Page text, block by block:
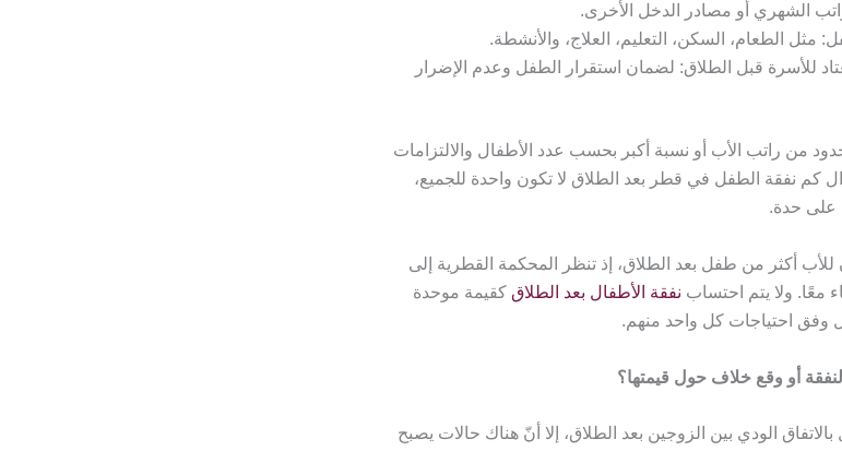
الشهري أو مصادر الدخل الأخرى.
مثل الطعام، السكن، التعليم، العلاج، والأنشطة.
للأسرة قبل الطلاق: لضمان استقرار الطفل وعدم الإضرار
من راتب الأب أو نسبة أكبر بحسب عدد الأطفال والالتزامات
كم نفقة الطفل في قطر بعد الطلاق لا تكون واحدة للجميع،
على حدة.
للأب أكثر من طفل بعد الطلاق، إذ تنظر المحكمة القطرية إلى
معًا. ولا يتم احتساب نفقة الأطفال بعد الطلاق كقيمة موحدة
وفق احتياجات كل واحد منهم.
أو وقع خلاف حول قيمتها؟
الودي بين الزوجين بعد الطلاق، إلا أنّ هناك حالات يصبح